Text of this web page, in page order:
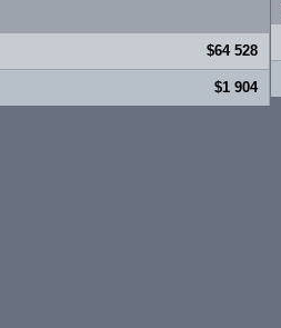
$64 528
$1 904